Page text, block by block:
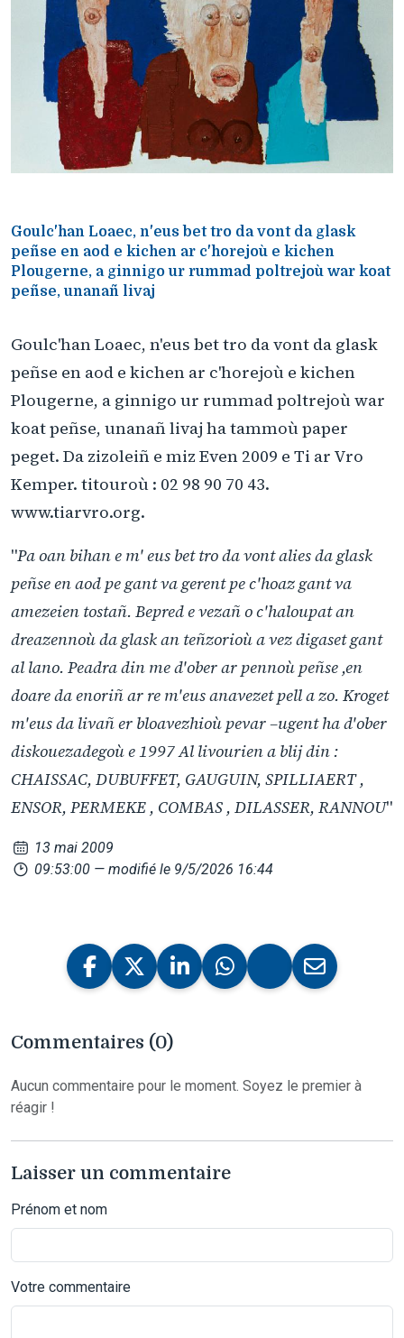
Goulc'han Loaec, n'eus bet tro da vont da glask
peñse en aod e kichen ar c'horejoù e kichen
Plougerne, a ginnigo ur rummad poltrejoù war koat
peñse, unanañ livaj
Goulc'han Loaec, n'eus bet tro da vont da glask
peñse en aod e kichen ar c'horejoù e kichen
Plougerne, a ginnigo ur rummad poltrejoù war
koat peñse, unanañ livaj ha tammoù paper
peget. Da zizoleiñ e miz Even 2009 e Ti ar Vro
Kemper. titouroù : 02 98 90 70 43.
www.tiarvro.org.
"Pa oan bihan e m' eus bet tro da vont alies da glask
peñse en aod pe gant va gerent pe c'hoaz gant va
amezeien tostañ. Bepred e vezañ o c'haloupat an
dreazennoù da glask an teñzorioù a vez digaset gant
al lano. Peadra din me d'ober ar pennoù peñse ,en
doare da enoriñ ar re m'eus anavezet pell a zo. Kroget
m'eus da livañ er bloavezhioù pevar –ugent ha d'ober
diskouezadegoù e 1997 Al livourien a blij din :
CHAISSAC, DUBUFFET, GAUGUIN, SPILLIAERT ,
ENSOR, PERMEKE , COMBAS , DILASSER, RANNOU"
13 mai 2009
09:53:00 — modifié le 9/5/2026 16:44
Commentaires (0)
Aucun commentaire pour le moment. Soyez le premier à
réagir !
Laisser un commentaire
Prénom et nom
Votre commentaire